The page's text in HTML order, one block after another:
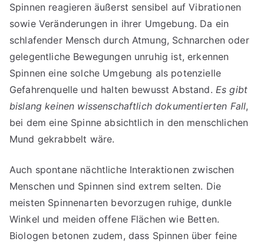
Spinnen reagieren äußerst sensibel auf Vibrationen
sowie Veränderungen in ihrer Umgebung. Da ein
schlafender Mensch durch Atmung, Schnarchen oder
gelegentliche Bewegungen unruhig ist, erkennen
Spinnen eine solche Umgebung als potenzielle
Gefahrenquelle und halten bewusst Abstand. Es gibt
bislang keinen wissenschaftlich dokumentierten Fall,
bei dem eine Spinne absichtlich in den menschlichen
Mund gekrabbelt wäre.
Auch spontane nächtliche Interaktionen zwischen
Menschen und Spinnen sind extrem selten. Die
meisten Spinnenarten bevorzugen ruhige, dunkle
Winkel und meiden offene Flächen wie Betten.
Biologen betonen zudem, dass Spinnen über feine